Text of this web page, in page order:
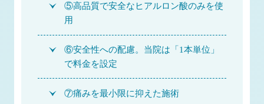
⑤高品質で安全なヒアルロン酸のみを使
用
⑥安全性への配慮。当院は「1本単位」
で料金を設定
⑦痛みを最小限に抑えた施術